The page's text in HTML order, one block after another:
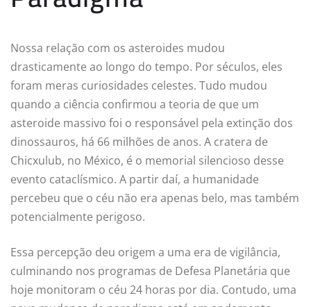
Nossa relação com os asteroides mudou
drasticamente ao longo do tempo. Por séculos, eles
foram meras curiosidades celestes. Tudo mudou
quando a ciência confirmou a teoria de que um
asteroide massivo foi o responsável pela extinção dos
dinossauros, há 66 milhões de anos. A cratera de
Chicxulub, no México, é o memorial silencioso desse
evento cataclísmico. A partir daí, a humanidade
percebeu que o céu não era apenas belo, mas também
potencialmente perigoso.
Essa percepção deu origem a uma era de vigilância,
culminando nos programas de Defesa Planetária que
hoje monitoram o céu 24 horas por dia. Contudo, uma